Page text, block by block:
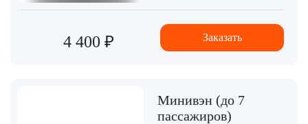
4 400 ₽ Заказать
Минивэн (до 7
пассажиров)